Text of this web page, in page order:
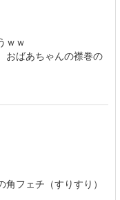
ｗｗ
おばあちゃんの襟巻の
フェチ（すりすり）